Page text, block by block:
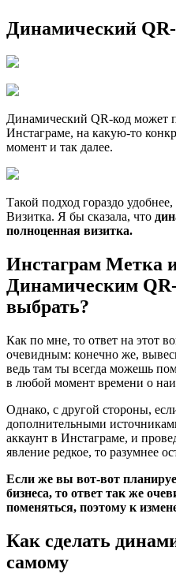
Динамический
Динамический QR-код может
Инстаграме, на какую-то
момент и так далее.
Такой подход гораздо
Визитка. Я бы сказала, что
полноценная визитка.
Инстаграм Метка
Динамическим
выбрать?
Как по мне, то ответ на этот
очевидным: конечно же,
ведь там ты всегда можешь
в любой момент времени о
Однако, с другой стороны,
дополнительными
аккаунт в Инстаграме, и
явление редкое, то разумнее
Если же вы вот-вот
бизнеса, то ответ так же
поменяться, поэтому к
Как сделать
самому